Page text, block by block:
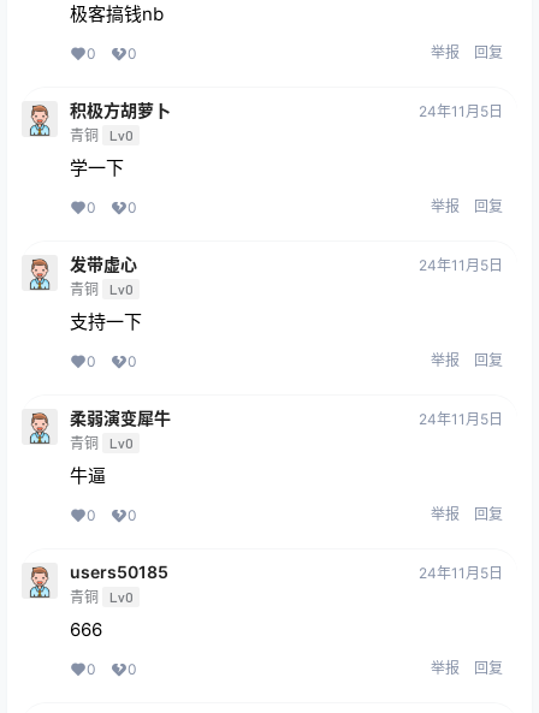
极客搞钱nb
0 0 举报 回复
积极方胡萝卜
青铜 Lv0
24年11月5日
学一下
0 0 举报 回复
发带虚心
青铜 Lv0
24年11月5日
支持一下
0 0 举报 回复
柔弱演变犀牛
青铜 Lv0
24年11月5日
牛逼
0 0 举报 回复
users50185
青铜 Lv0
24年11月5日
666
0 0 举报 回复